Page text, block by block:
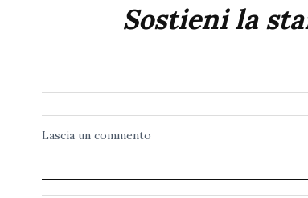
Sostieni la
Lascia un commento